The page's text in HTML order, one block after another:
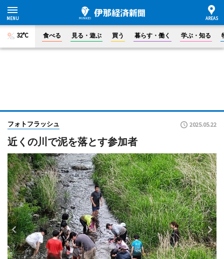
32°C 食べる 見る・遊ぶ 買う 暮らす・働く 学ぶ・知る
フォトフラッシュ 2025.05.22
近くの川で泥を落とす参加者